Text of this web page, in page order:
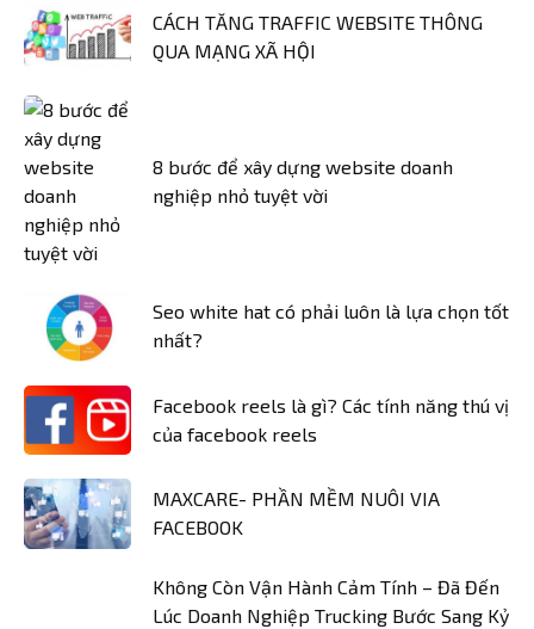
CÁCH TĂNG TRAFFIC WEBSITE THÔNG
QUA MẠNG XÃ HỘI
8 bước để xây dựng website doanh
nghiệp nhỏ tuyệt vời
Seo white hat có phải luôn là lựa chọn tốt
nhất?
Facebook reels là gì? Các tính năng thú vị
của facebook reels
MAXCARE- PHẦN MỀM NUÔI VIA
FACEBOOK
Không Còn Vận Hành Cảm Tính – Đã Đến
Lúc Doanh Nghiệp Trucking Bước Sang Kỷ